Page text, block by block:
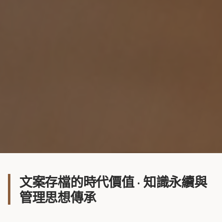
文案存檔的時代價值 · 知識永續與
管理思想傳承